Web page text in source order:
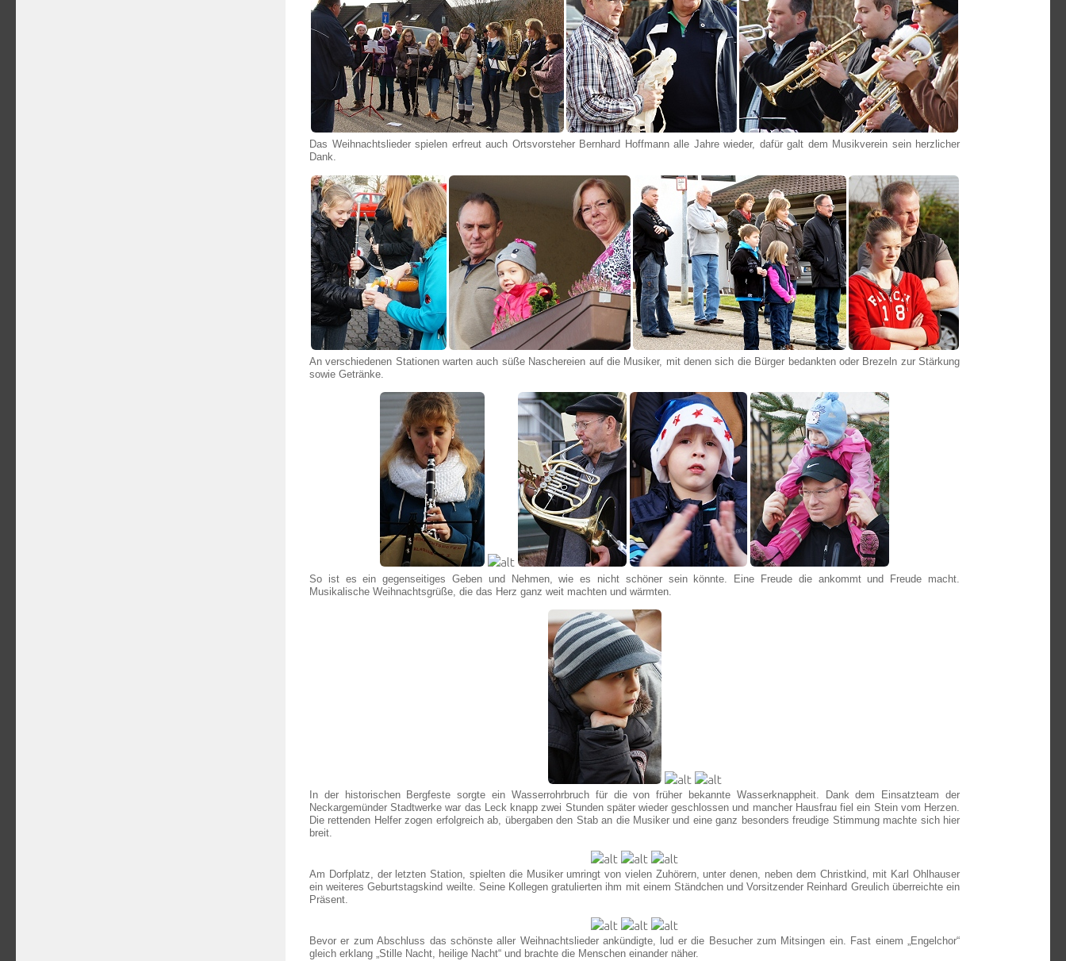
Das Weihnachtslieder spielen erfreut auch Ortsvorsteher Bernhard Hoffmann alle Jahre wieder, dafür galt dem Musikverein sein herzlicher
Dank.
An verschiedenen Stationen warten auch süße Naschereien auf die Musiker, mit denen sich die Bürger bedankten oder Brezeln zur Stärkung
sowie Getränke.
So ist es ein gegenseitiges Geben und Nehmen, wie es nicht schöner sein könnte. Eine Freude die ankommt und Freude macht.
Musikalische Weihnachtsgrüße, die das Herz ganz weit machten und wärmten.
In der historischen Bergfeste sorgte ein Wasserrohrbruch für die von früher bekannte Wasserknappheit. Dank dem Einsatzteam der
Neckargemünder Stadtwerke war das Leck knapp zwei Stunden später wieder geschlossen und mancher Hausfrau fiel ein Stein vom Herzen.
Die rettenden Helfer zogen erfolgreich ab, übergaben den Stab an die Musiker und eine ganz besonders freudige Stimmung machte sich hier
breit.
Am Dorfplatz, der letzten Station, spielten die Musiker umringt von vielen Zuhörern, unter denen, neben dem Christkind, mit Karl Ohlhauser
ein weiteres Geburtstagskind weilte. Seine Kollegen gratulierten ihm mit einem Ständchen und Vorsitzender Reinhard Greulich überreichte ein
Präsent.
Bevor er zum Abschluss das schönste aller Weihnachtslieder ankündigte, lud er die Besucher zum Mitsingen ein. Fast einem „Engelchor“
gleich erklang „Stille Nacht, heilige Nacht“ und brachte die Menschen einander näher.